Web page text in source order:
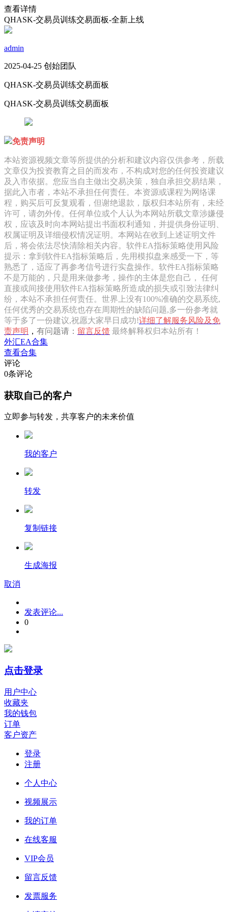
查看详情
QHASK-交易员训练交易面板-全新上线
admin
2025-04-25 创始团队
QHASK-交易员训练交易面板
QHASK-交易员训练交易面板
免责声明
本站资源视频文章等所提供的分析和建议内容仅供参考，所载
文章仅为投资教育之目的而发布，不构成对您的任何投资建议
及入市依据。您应当自主做出交易决策，独自承担交易结果，
据此入市者，本站不承担任何责任。本资源或课程为网络课
程，购买后可反复观看，但谢绝退款，版权归本站所有，未经
许可，请勿外传。任何单位或个人认为本网站所载文章涉嫌侵
权，应该及时向本网站提出书面权利通知，并提供身份证明、
权属证明及详细侵权情况证明。本网站在收到上述证明文件
后，将会依法尽快清除相关内容。软件EA指标策略使用风险
提示：拿到软件EA指标策略后，先用模拟盘来感受一下，等
熟悉了，适应了再参考信号进行实盘操作。软件EA指标策略
不是万能的，只是用来做参考，操作的主体是您自己， 任何
直接或间接使用软件EA指标策略所造成的损失或引致法律纠
纷，本站不承担任何责任。世界上没有100%准确的交易系统,
任何优秀的交易系统也存在周期性的缺陷问题,多一份参考就
等于多了一份建议,祝愿大家早日成功!详细了解服务风险及免
责声明 ， 有问题请： 留言反馈 最终解释权归本站所有！
外汇EA合集
查看合集
评论
0条评论
获取自己的客户
立即参与转发，共享客户的未来价值
我的客户
转发
复制链接
生成海报
取消
发表评论...
0
点击登录
用户中心
收藏夹
我的钱包
订单
客户资产
登录
注册
个人中心
视频展示
我的订单
在线客服
VIP会员
留言反馈
发票服务